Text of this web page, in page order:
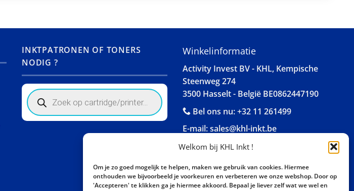
Welkom bij KHL Inkt !
Om je zo goed mogelijk te helpen, maken we gebruik van cookies. Hiermee
onthouden we bijvoorbeeld je voorkeuren en verbeteren we onze webshop. Door op
'Accepteren' te klikken ga je hiermee akkoord. Bepaal je liever zelf wat we wel en
INKTPATRONEN OF TONERS
NODIG ?
Products
search
Winkelinformatie
Activity Invest BV - KHL, Kempische
Steenweg 274
3500 Hasselt - België BE0862447190
Bel ons nu:+32 11 261499
E-mail:sales@khl-inkt.be